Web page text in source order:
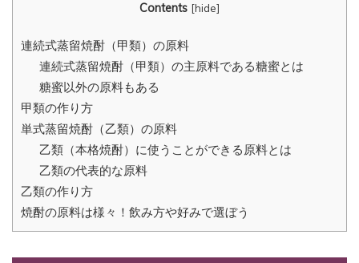
Contents [hide]
連続式蒸留焼酎（甲類）の原料
連続式蒸留焼酎（甲類）の主原料である糖蜜とは
糖蜜以外の原料もある
甲類の作り方
単式蒸留焼酎（乙類）の原料
乙類（本格焼酎）に使うことができる原料とは
乙類の代表的な原料
乙類の作り方
焼酎の原料は様々！飲み方や好みで選ぼう